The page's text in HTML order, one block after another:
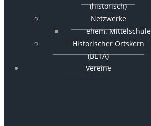
(historisch)
Netzwerke
ehem. Mittelschule
Historischer Ortskern
(BETA)
Vereine